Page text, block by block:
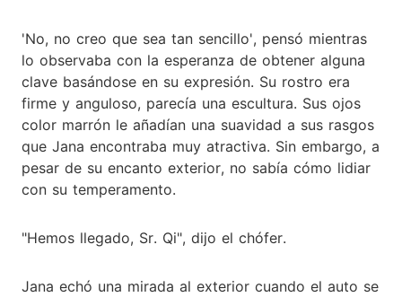
'No, no creo que sea tan sencillo', pensó mientras
lo observaba con la esperanza de obtener alguna
clave basándose en su expresión. Su rostro era
firme y anguloso, parecía una escultura. Sus ojos
color marrón le añadían una suavidad a sus rasgos
que Jana encontraba muy atractiva. Sin embargo, a
pesar de su encanto exterior, no sabía cómo lidiar
con su temperamento.
"Hemos llegado, Sr. Qi", dijo el chófer.
Jana echó una mirada al exterior cuando el auto se